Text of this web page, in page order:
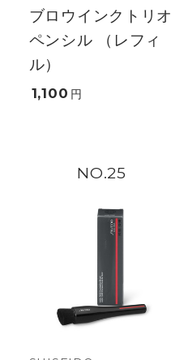
ブロウインクトリオ
ペンシル （レフィ
ル）
1,100 円
25